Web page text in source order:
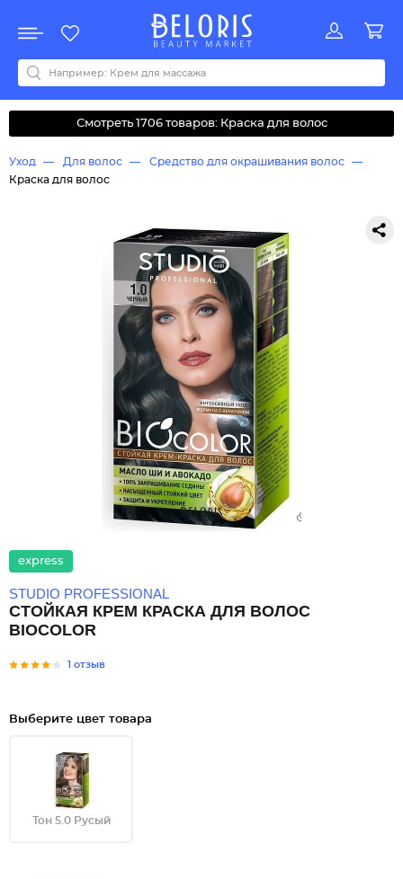
Акции
Все бренды
0-9ABCDEFGHIJKLMNOPQRSTUVWYZАБВДЗИМОКЛНПРСТУФ
Смотреть 1706 товаров: Краска для волос
Уход Для волос
Средство для окрашивания волос
Краска для волос
express
STUDIO PROFESSIONAL
СТОЙКАЯ КРЕМ КРАСКА ДЛЯ ВОЛОС
BIOCOLOR
1 отзыв
Выберите цвет товара
Тон 5.0 Русый